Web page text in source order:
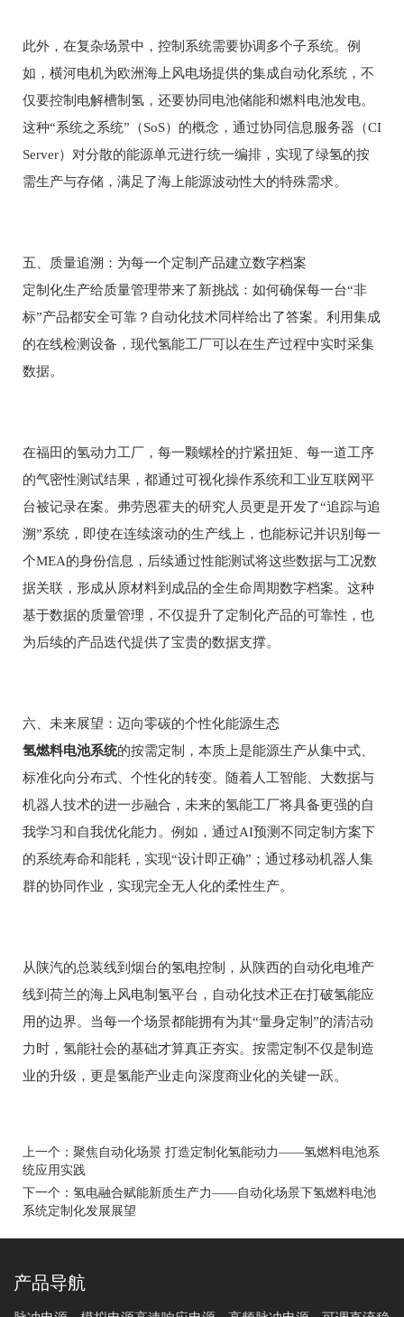
此外，在复杂场景中，控制系统需要协调多个子系统。例
如，横河电机为欧洲海上风电场提供的集成自动化系统，不
仅要控制电解槽制氢，还要协同电池储能和燃料电池发电。
这种“系统之系统”（SoS）的概念，通过协同信息服务器（CI
Server）对分散的能源单元进行统一编排，实现了绿氢的按
需生产与存储，满足了海上能源波动性大的特殊需求。
五、质量追溯：为每一个定制产品建立数字档案
定制化生产给质量管理带来了新挑战：如何确保每一台“非
标”产品都安全可靠？自动化技术同样给出了答案。利用集成
的在线检测设备，现代氢能工厂可以在生产过程中实时采集
数据。
在福田的氢动力工厂，每一颗螺栓的拧紧扭矩、每一道工序
的气密性测试结果，都通过可视化操作系统和工业互联网平
台被记录在案。弗劳恩霍夫的研究人员更是开发了“追踪与追
溯”系统，即使在连续滚动的生产线上，也能标记并识别每一
个MEA的身份信息，后续通过性能测试将这些数据与工况数
据关联，形成从原材料到成品的全生命周期数字档案。这种
基于数据的质量管理，不仅提升了定制化产品的可靠性，也
为后续的产品迭代提供了宝贵的数据支撑。
六、未来展望：迈向零碳的个性化能源生态
氢燃料电池系统的按需定制，本质上是能源生产从集中式、
标准化向分布式、个性化的转变。随着人工智能、大数据与
机器人技术的进一步融合，未来的氢能工厂将具备更强的自
我学习和自我优化能力。例如，通过AI预测不同定制方案下
的系统寿命和能耗，实现“设计即正确”；通过移动机器人集
群的协同作业，实现完全无人化的柔性生产。
从陕汽的总装线到烟台的氢电控制，从陕西的自动化电堆产
线到荷兰的海上风电制氢平台，自动化技术正在打破氢能应
用的边界。当每一个场景都能拥有为其“量身定制”的清洁动
力时，氢能社会的基础才算真正夯实。按需定制不仅是制造
业的升级，更是氢能产业走向深度商业化的关键一跃。
上一个： 聚焦自动化场景 打造定制化氢能动力——氢燃料电池系
统应用实践
下一个： 氢电融合赋能新质生产力——自动化场景下氢燃料电池
系统定制化发展展望
产品导航